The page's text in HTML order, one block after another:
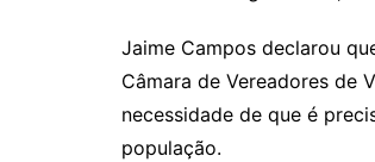
Jaime Campos declarou
Câmara de Vereadores de
necessidade de que é
população.